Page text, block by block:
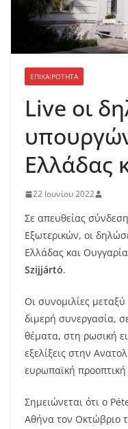
ΕΠΙΚΑΙΡΟΤΗΤΑ
Live οι
Ελλάδας
22 Ιουνίου 2022
Σε απευθείας
Εξωτερικών, οι
Ελλάδας και
Szijjártó.
Οι συνομιλίες
διμερή συνεργασία,
θέματα, στη ρωσική
εξελίξεις στην
ευρωπαϊκή
Σημειώνεται ότι ο
Αθήνα τον Οκτώβριο